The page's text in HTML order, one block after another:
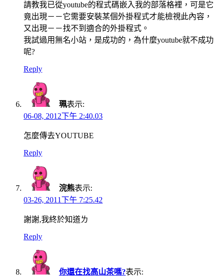
請教我已從youtube的程式碼嵌入我的部落格裡，可是它
竟出現－－它需要安裝某個外掛程式才能檢視此內容，
又出現－－找不到適合的外掛程式。
我試過用無名小站，是成功的，為什麼youtube就不成功
呢?
Reply
珮表示:
06-08, 2012下午 2:40.03
怎麼傳去YOUTUBE
Reply
浣熊表示:
03-26, 2011下午 7:25.42
謝謝,我終於知道ㄌ
Reply
你還在找高山茶嗎?表示: